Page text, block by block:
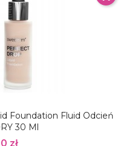
Foundation Fluid Odcień
30 Ml
zł